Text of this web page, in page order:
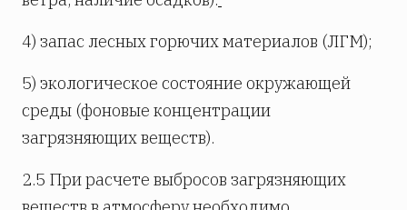
4) запас лесных горючих материалов (ЛГМ);
5) экологическое состояние окружающей
среды (фоновые концентрации
загрязняющих веществ).
2.5 При расчете выбросов загрязняющих